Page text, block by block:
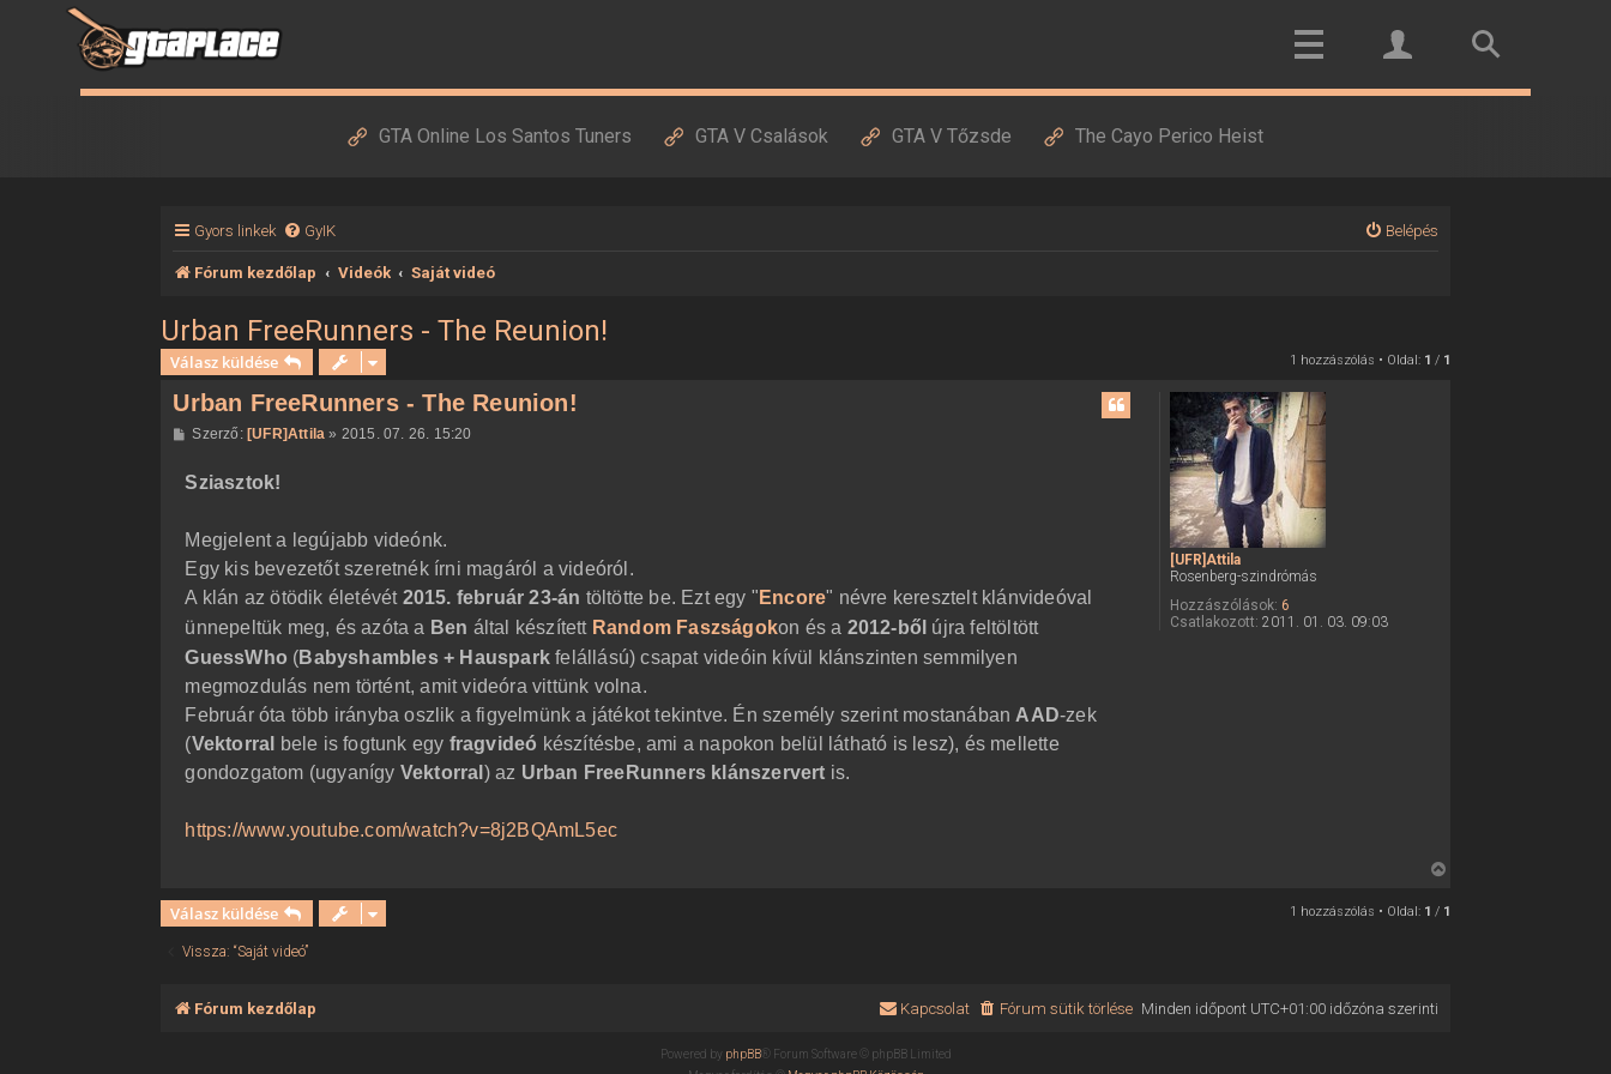
GTA Online Los Santos Tuners GTA V Csalások GTA V Tőzsde The Cayo Perico Heist
Gyors linkek GyIK Belépés
Fórum kezdőlap Videók Saját videó
Urban FreeRunners - The Reunion!
Válasz küldése 1 hozzászólás • Oldal: 1 / 1
[UFR]Attila
Rosenberg-szindrómás
Hozzászólások: 6
Csatlakozott: 2011. 01. 03. 09:03
Urban FreeRunners - The Reunion!
H
z
z
ó
l
s
Szerző: [UFR]Attila » 2015. 07. 26. 15:20
Sziasztok!
Megjelent a legújabb videónk.
Egy kis bevezetőt szeretnék írni magáról a videóról.
A klán az ötödik életévét 2015. február 23-án töltötte be. Ezt egy " Encore" névre keresztelt klánvideóval
ünnepeltük meg, és azóta a Ben által készített Random Faszságokon és a 2012-ből újra feltöltött
GuessWho (Babyshambles + Hauspark felállású) csapat videóin kívül klánszinten semmilyen
megmozdulás nem történt, amit videóra vittünk volna.
Február óta több irányba oszlik a figyelmünk a játékot tekintve. Én személy szerint mostanában AAD-zek
(Vektorral bele is fogtunk egy fragvideó készítésbe, ami a napokon belül látható is lesz), és mellette
gondozgatom (ugyanígy Vektorral ) az Urban FreeRunners klánszervert is.
https://www.youtube.com/watch?v=8j2BQAmL5ec
s
Válasz küldése 1 hozzászólás • Oldal: 1 / 1
Vissza: “Saját videó”
Fórum kezdőlap Minden időpont UTC+01:00időzóna szerinti
Fórum sütik törlése
Kapcsolat
Powered by phpBB® Forum Software © phpBB Limited